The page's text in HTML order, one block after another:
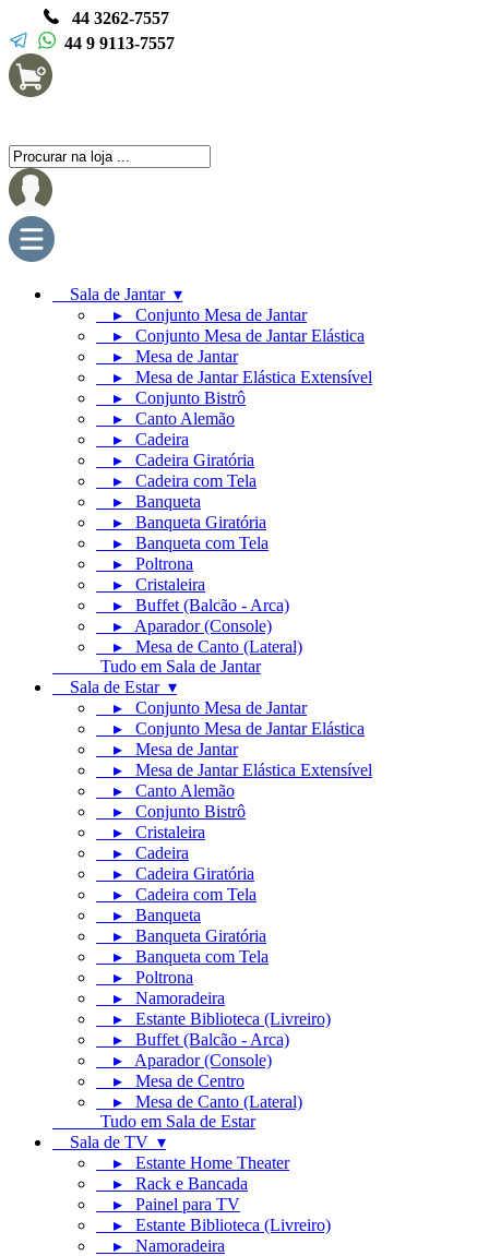
44 3262-7557
44 9 9113-7557
Sala de Jantar ▾
▸ Conjunto Mesa de Jantar
▸ Conjunto Mesa de Jantar Elástica
▸ Mesa de Jantar
▸ Mesa de Jantar Elástica Extensível
▸ Conjunto Bistrô
▸ Canto Alemão
▸ Cadeira
▸ Cadeira Giratória
▸ Cadeira com Tela
▸ Banqueta
▸ Banqueta Giratória
▸ Banqueta com Tela
▸ Poltrona
▸ Cristaleira
▸ Buffet (Balcão - Arca)
▸ Aparador (Console)
▸ Mesa de Canto (Lateral)
Tudo em Sala de Jantar
Sala de Estar ▾
▸ Conjunto Mesa de Jantar
▸ Conjunto Mesa de Jantar Elástica
▸ Mesa de Jantar
▸ Mesa de Jantar Elástica Extensível
▸ Canto Alemão
▸ Conjunto Bistrô
▸ Cristaleira
▸ Cadeira
▸ Cadeira Giratória
▸ Cadeira com Tela
▸ Banqueta
▸ Banqueta Giratória
▸ Banqueta com Tela
▸ Poltrona
▸ Namoradeira
▸ Estante Biblioteca (Livreiro)
▸ Buffet (Balcão - Arca)
▸ Aparador (Console)
▸ Mesa de Centro
▸ Mesa de Canto (Lateral)
Tudo em Sala de Estar
Sala de TV ▾
▸ Estante Home Theater
▸ Rack e Bancada
▸ Painel para TV
▸ Estante Biblioteca (Livreiro)
▸ Namoradeira